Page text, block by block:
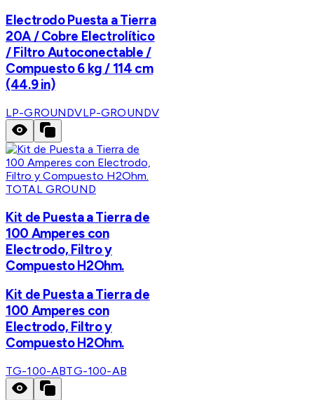
Electrodo Puesta a Tierra
20A / Cobre Electrolítico
/ Filtro Autoconectable /
Compuesto 6 kg / 114 cm
(44.9 in)
LP-GROUNDVLP-GROUNDV
TOTAL GROUND
Kit de Puesta a Tierra de
100 Amperes con
Electrodo, Filtro y
Compuesto H2Ohm.
Kit de Puesta a Tierra de
100 Amperes con
Electrodo, Filtro y
Compuesto H2Ohm.
TG-100-ABTG-100-AB